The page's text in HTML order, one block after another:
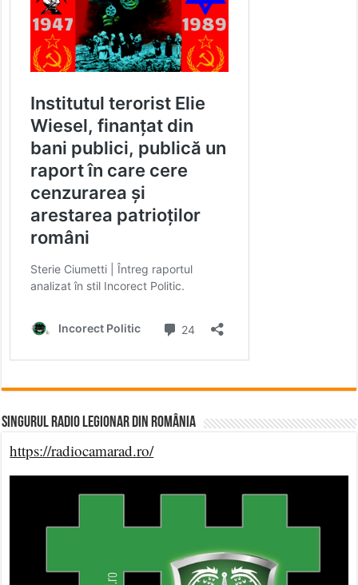
Singurul Radio Legionar din România
https://radiocamarad.ro/